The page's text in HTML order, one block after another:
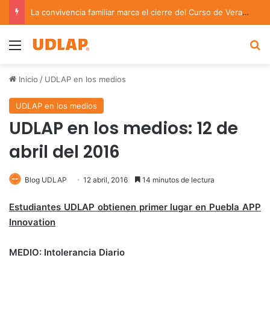
Coach de Escuelas Aztecas UDLAP jugará el Mundial de Flag Football en Alemania
Menu
Inicio / UDLAP en los medios
UDLAP en los medios
UDLAP en los medios: 12 de
abril del 2016
Blog UDLAP 12 abril, 2016 14 minutos de lectura
Estudiantes UDLAP obtienen primer lugar en Puebla APP
Innovation
MEDIO: Intolerancia Diario